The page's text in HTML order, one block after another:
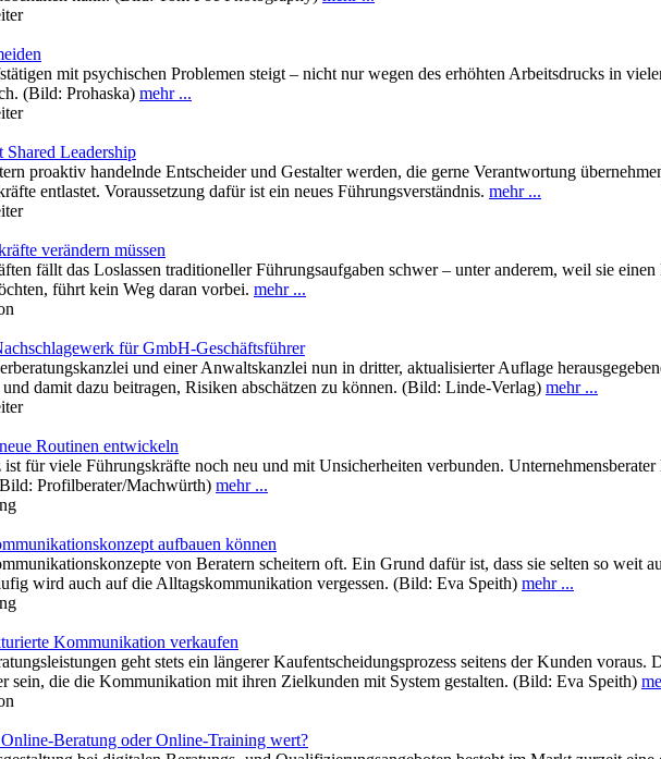
mit psychischen Problemen steigt – nicht nur wegen des erhöhten Arbeitsdrucks in
(Bild: Prohaska) mehr ...
Leadership
proaktiv handelnde Entscheider und Gestalter werden, die gerne Verantwortung
entlastet. Voraussetzung dafür ist ein neues Führungsverständnis. mehr ...
verändern müssen
fällt das Loslassen traditioneller Führungsaufgaben schwer – unter anderem, weil sie
führt kein Weg daran vorbei. mehr ...
für GmbH-Geschäftsführer
und einer Anwaltskanzlei nun in dritter, aktualisierter Auflage
damit dazu beitragen, Risiken abschätzen zu können. (Bild: Linde-Verlag) mehr ...
Routinen entwickeln
für viele Führungskräfte noch neu und mit Unsicherheiten verbunden.
Profilberater/Machwürth) mehr ...
aufbauen können
von Beratern scheitern oft. Ein Grund dafür ist, dass sie selten so weit
wird auch auf die Alltagskommunikation vergessen. (Bild: Eva Speith) mehr ...
Kommunikation verkaufen
geht stets ein längerer Kaufentscheidungsprozess seitens der Kunden
sein, die die Kommunikation mit ihren Zielkunden mit System gestalten. (Bild: Eva Speith)
Beratung oder Online-Training wert?